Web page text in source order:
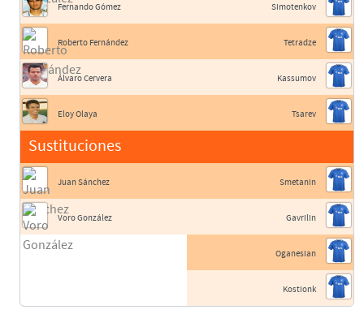
Fernando Gómez
Roberto Fernández
Álvaro Cervera
Eloy Olaya
Sustituciones
Juan Sánchez
Voro González
Simotenkov
Tetradze
Kassumov
Tsarev
Smetanin
Gavrilin
Oganesian
Kostionk